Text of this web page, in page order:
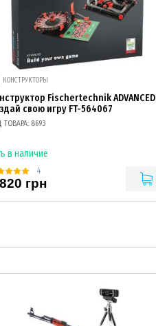
КОНСТРУКТОРЫ
Fisсhertechnik ADVANCED
свою игру FT-564067
ТОВАРА: 8693
в наличие
4
грн